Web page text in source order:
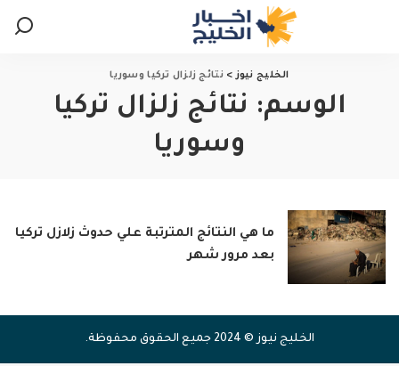
الخليج نيوز> نتائج زلزال تركيا وسوريا
الوسم: نتائج زلزال تركيا
وسوريا
ما هي النتائج المترتبة علي حدوث زلازل تركيا
بعد مرور شهر
الخليج نيوز © 2024 جميع الحقوق محفوظة.